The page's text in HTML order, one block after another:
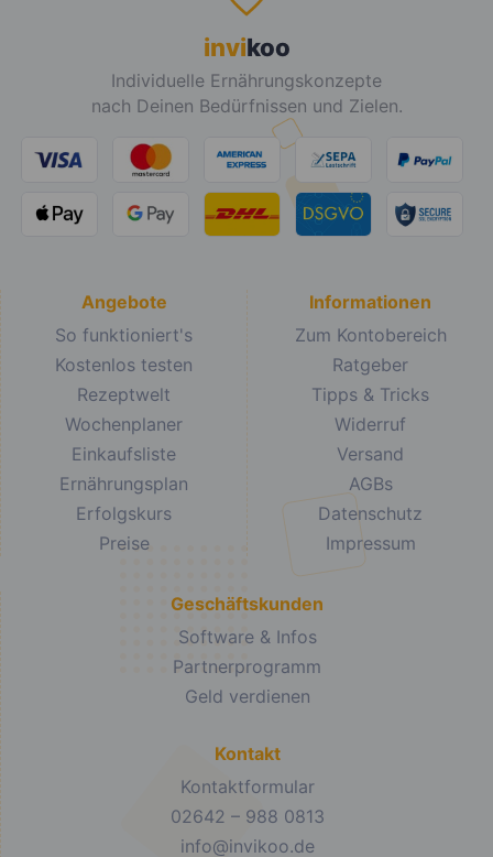
invikoo
Individuelle Ernährungskonzepte
nach Deinen Bedürfnissen und Zielen.
Angebote
So funktioniert's
Kostenlos testen
Rezeptwelt
Wochenplaner
Einkaufsliste
Ernährungsplan
Erfolgskurs
Preise
Informationen
Zum Kontobereich
Ratgeber
Tipps & Tricks
Widerruf
Versand
AGBs
Datenschutz
Impressum
Geschäftskunden
Software & Infos
Partnerprogramm
Geld verdienen
Kontakt
Kontaktformular
02642 – 988 0813
info@invikoo.de